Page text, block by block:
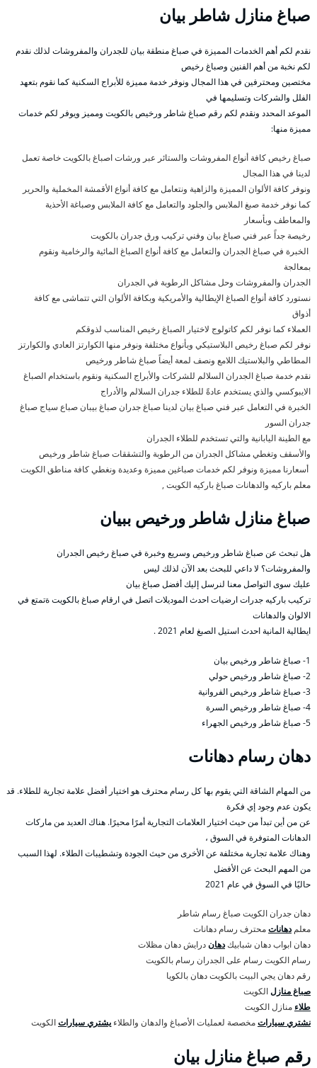
صباغ منازل شاطر بيان
نقدم لكم أهم الخدمات المميزة في صباغ منطقة بيان للجدران والمفروشات لذلك نقدم
لكم نخبة من أهم الفنين وصباغ رخيص
مختصين ومحترفين في هذا المجال ونوفر خدمة مميزة للأبراج السكنية كما نقوم بتعهد
الفلل والشركات وتسليمها في
الموعد المحدد ونقدم لكم رقم صباغ شاطر ورخيص بالكويت ومميز ويوفر لكم خدمات
مميزة منها:
صباغ رخيص كافة أنواع المفروشات والستائر عبر ورشات اصباغ بالكويت خاصة تعمل
لدينا في هذا المجال
ونوفر كافة الألوان المميزة والزاهية ونتعامل مع كافة أنواع الأقمشة المخملية والحرير
كما نوفر خدمة صبغ الملابس والجلود والتعامل مع كافة الملابس وصباغة الأحذية
والمعاطف وبأسعار
رخيصة جداً عبر فني صباغ بيان وفني تركيب ورق جدران بالكويت
الخبرة في صباغ الجدران والتعامل مع كافة أنواع الصباغ المائية والرخامية ونقوم
بمعالجة
الجدران والمفروشات وحل مشاكل الرطوبة في الجدران
نستورد كافة أنواع الصباغ الإيطالية والأمريكية وبكافة الألوان التي تتماشى مع كافة
أذواق
العملاء كما نوفر لكم كاتولوج لاختيار الصباغ رخيص المناسب لذوقكم
نوفر لكم صباغ رخيص البلاستيكي وبأنواع مختلفة ونوفر منها الكوارتز العادي والكوارتز
المطاطي والبلاستيك اللامع ونصف لمعة أيضاً صباغ شاطر ورخيص
نقدم خدمة صباغ الجدران السلالم للشركات والأبراج السكنية ونقوم باستخدام الصباغ
الايبوكسي والذي يستخدم عادةً للطلاء جدران السلالم والأدراج
الخبرة في التعامل عبر فني صباغ بيان لدينا صباغ جدران صباغ بيبان صباع سياج صباغ
جدران السور
مع الطينة اليابانية والتي تستخدم للطلاء الجدران
والأسقف وتغطي مشاكل الجدران من الرطوبة والتشققات صباغ شاطر ورخيص
أسعارنا مميزة ونوفر لكم خدمات صباغين مميزة وعديدة ونغطي كافة مناطق الكويت
معلم باركيه والدهانات صباغ باركيه الكويت ,
صباغ منازل شاطر ورخيص ببيان
هل تبحث عن صباغ شاطر ورخيص وسريع وخبرة في صباغ رخيص الجدران
والمفروشات؟ لا داعي للبحث بعد الآن لذلك ليس
عليك سوى التواصل معنا لنرسل إليك أفضل صباغ بيان
تركيب باركيه جدرات ارضيات احدث الموديلات اتصل في ارقام صباغ بالكويت ةتمتع في
الالوان والدهانات
ايطالية المانية احدث استيل الصبغ لعام 2021 .
1- صباغ شاطر ورخيص بيان
2- صباغ شاطر ورخيص حولي
3- صباغ شاطر ورخيص الفروانية
4- صباغ شاطر ورخيص السرة
5- صباغ شاطر ورخيص الجهراء
دهان رسام دهانات
من المهام الشاقة التي يقوم بها كل رسام محترف هو اختيار أفضل علامة تجارية للطلاء. قد
يكون عدم وجود إي فكرة
عن من أين تبدأ من حيث اختيار العلامات التجارية أمرًا محيرًا. هناك العديد من ماركات
الدهانات المتوفرة في السوق ،
وهناك علامة تجارية مختلفة عن الأخرى من حيث الجودة وتشطيبات الطلاء. لهذا السبب
من المهم البحث عن الأفضل
حاليًا في السوق في عام 2021
دهان جدران الكويت صباغ رسام شاطر
معلمدهاناتمحترف رسام دهانات
دهان ابواب دهان شبابيكدهاندرايش دهان مظلات
رسام الكويت رسام على الجدران رسام بالكويت
رقم دهان يجي البيت بالكويت دهان بالكويا
صباغ منازلالكويت
طلاء منازل الكويت
نشتري سياراتمخصصة لعمليات الأصباغ والدهان والطلاءيشتري سياراتالكويت
رقم صباغ منازل بيان